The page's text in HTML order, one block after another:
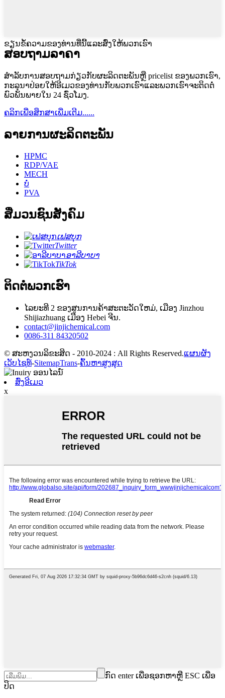
ຂຽນຂໍ້ຄວາມຂອງທ່ານທີ່ນີ້ແລະສົ່ງໃຫ້ພວກເຮົາ
ສອບຖາມລາຄາ
ສໍາ​ລັບ​ການ​ສອບ​ຖາມ​ກ່ຽວ​ກັບ​ຜະ​ລິດ​ຕະ​ພັນ​ຫຼື pricelist ຂອງ​ພວກ​ເຮົາ​,
ກະ​ລຸ​ນາ​ປ່ອຍ​ໃຫ້​ອີ​ເມວ​ຂອງ​ທ່ານ​ກັບ​ພວກ​ເຮົາ​ແລະ​ພວກ​ເຮົາ​ຈະ​ຕິດ​ຕໍ່​
ພົວ​ພັນ​ພາຍ​ໃນ 24 ຊົ່ວ​ໂມງ​.
ຄລິກເພື່ອສຶກສາເພີ່ມເຕີມ......
ລາຍການຜະລິດຕະພັນ
HPMC
RDP/VAE
MECH
ບໍ່
PVA
ສື່ມວນຊົນສັງຄົມ
ເຟສບຸກ
Twitter
ອາລີບາບາ
TikTok
ຕິດຕໍ່ພວກເຮົາ
ໄລຍະທີ 2 ຂອງສູນການຄ້າສະຕະວັດໃຫມ່, ເມືອງ Jinzhou
Shijiazhuang ເມືອງ Hebei ຈີນ.
contact@jinjichemical.com
0086-311 84320502
© ສະຫງວນລິຂະສິດ - 2010-2024 : All Rights Reserved.ແຜນຜັງ
ເວັບໄຊທ໌-SitemapTrans-ຄົ້ນຫາສູງສຸດ
ສົ່ງອີເມວ
x
ກົດ enter ເພື່ອຊອກຫາຫຼື ESC ເພື່ອ
ປິດ